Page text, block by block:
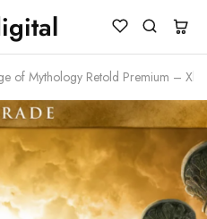
of Mythology Retold Premium –